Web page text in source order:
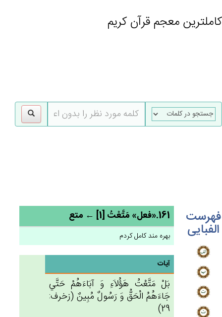
کاملترین معجم قرآن کریم
فهرست
الفبایی
161.«فعل» مَتَّعْت‌ُ [1] ← متع
بهره مند کامل کردم
آیات
بَل‌ْ مَتَّعْت‌ُ هَؤُلاَءِ وَ آبَاءَهُم‌ْ حَتَّي‌
جَاءَهُم‌ُ الْحَق‌ُّ وَ رَسُول‌ٌ مُبِين‌ٌ (زخرف:
29)